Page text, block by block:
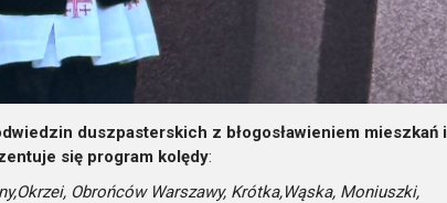
duszpasterskich z błogosławieniem mieszkań i
się program kolędy:
Obrońców Warszawy, Krótka,Wąska, Moniuszki,